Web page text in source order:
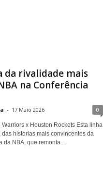
da rivalidade mais
na Conferência
- 17 Maio 2026 0
x Houston Rockets Esta linha
das histórias mais convincentes da
da NBA, que remonta...